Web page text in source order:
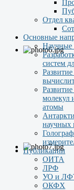
Отдел
Основные
Научные
систем
молекул
атомы
научных
Публикации
ОИТА
ЛРФ
УО и
ОКФХ